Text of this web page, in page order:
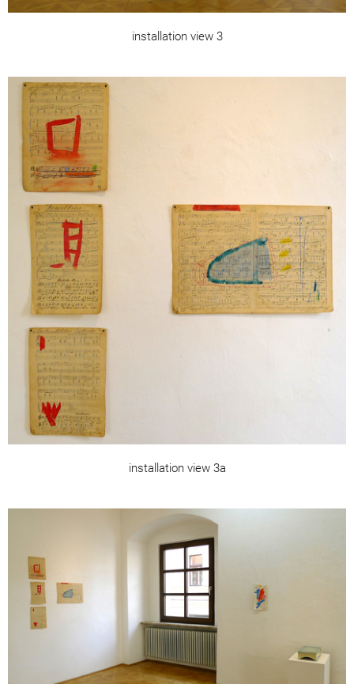
installation view 3
installation view 3a